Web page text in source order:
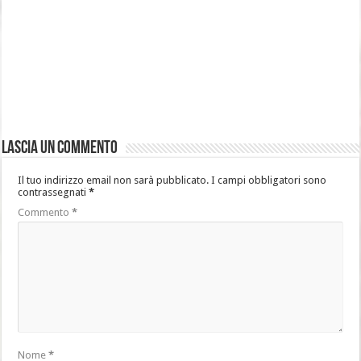
Lascia un commento
Il tuo indirizzo email non sarà pubblicato. I campi obbligatori sono
contrassegnati*
Commento*
Nome*